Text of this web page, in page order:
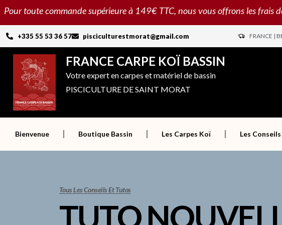
Aller
contenu
Pour toute commande supérieure à 149€ TTC, nous vous offrons les frais
+335 55 53 36 57 pisciculturestmorat@gmail.com FRANCE |
FRANCE CARPE KOÏ BASSIN
Votre expert en carpes et matériel de bassin
PISCICULTURE DE SAINT MORAT
Bienvenue Boutique Bassin Les Carpes Koï Les
Tous Les Conseils Et Tutos
TUTO